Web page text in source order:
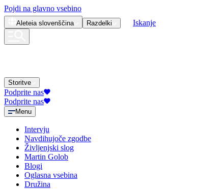
Pojdi na glavno vsebino
Aleteia slovenščina Razdelki Iskanje
Storitve
Podprite nas
Podprite nas
Menu
Intervju
Navdihujoče zgodbe
Življenjski slog
Martin Golob
Blogi
Oglasna vsebina
Družina